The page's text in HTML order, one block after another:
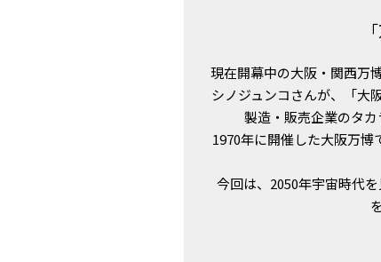
現在開幕中の大阪・関西万
シノジュンコさんが、「大
製造・販売企業のタカ
1970年に開催した大阪万
今回は、2050年宇宙時代